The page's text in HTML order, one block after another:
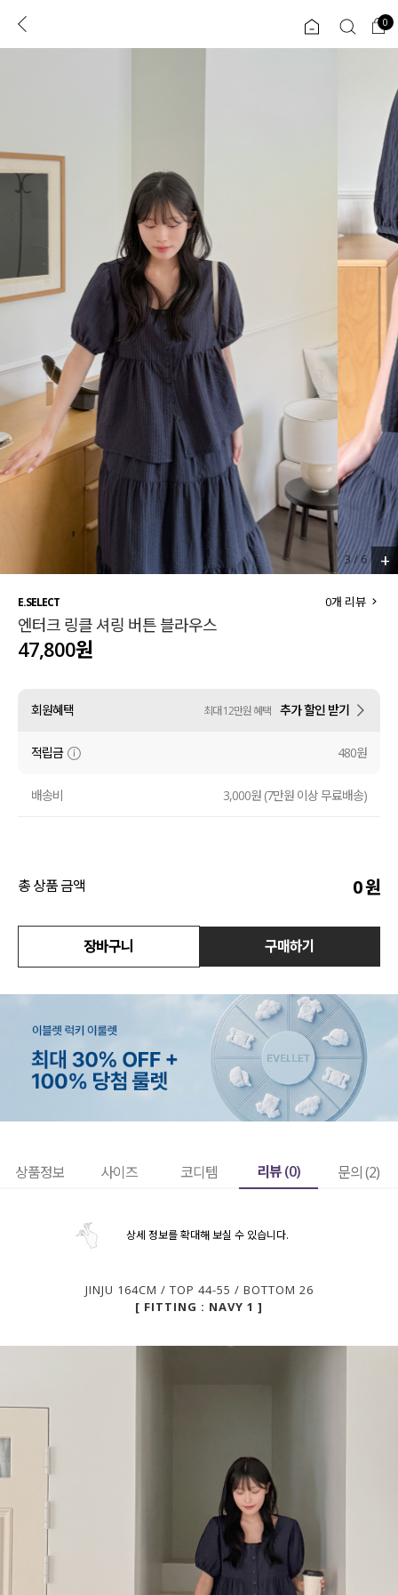
로그인 0
콘텐츠 입
CATEGORY COMMUNITY
인플루언서 pick!
베스트
MADE
세트할인 ~30%
하객룩
티셔츠
셔츠
원피스
니트
언더웨어/파자마
코디템
FIT ZOOM
익스클루시브
아우터
티셔츠
니트
블라우스
원피스
팬츠
스커트
언더웨어
0
3/6 +
E.SELECT
엔터크 링클 셔링 버튼 블라우스
0개 리뷰
47,800원
회원혜택 최대 12만원 혜택 추가 할인 받기
적립금 480원
배송비 3,000원 (7만원 이상 무료배송)
총 상품 금액 0원
장바구니 구매하기
상품정보 사이즈 코디템 리뷰 (0) 문의 (2)
상세 정보를 확대해 보실 수 있습니다.
JINJU 164CM / TOP 44-55 / BOTTOM 26
[ FITTING : NAVY 1 ]